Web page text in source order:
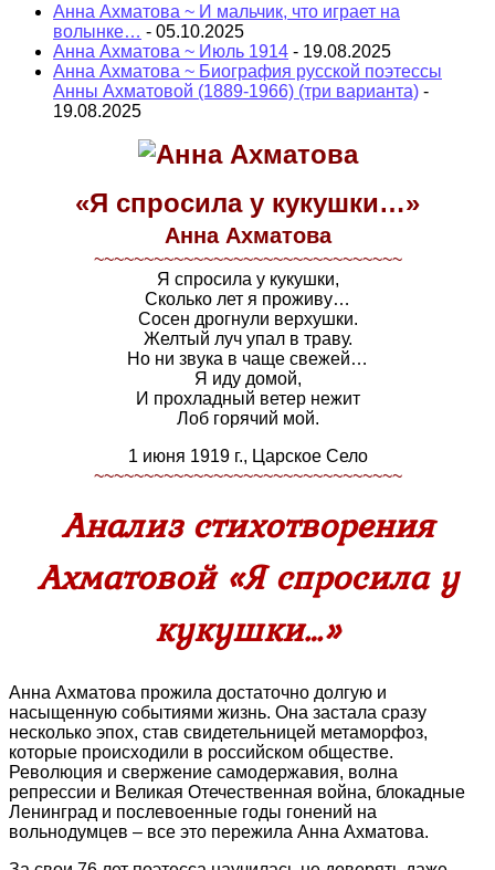
Анна Ахматова ~ И мальчик, что играет на
волынке… - 05.10.2025
Анна Ахматова ~ Июль 1914 - 19.08.2025
Анна Ахматова ~ Биография русской поэтессы
Анны Ахматовой (1889-1966) (три варианта) -
19.08.2025
«Я спросила у кукушки…»
Анна Ахматова
~~~~~~~~~~~~~~~~~~~~~~~~~~~~~~~
Я спросила у кукушки,
Сколько лет я проживу…
Сосен дрогнули верхушки.
Желтый луч упал в траву.
Но ни звука в чаще свежей…
Я иду домой,
И прохладный ветер нежит
Лоб горячий мой.
1 июня 1919 г., Царское Село
~~~~~~~~~~~~~~~~~~~~~~~~~~~~~~~
Анализ стихотворения
Ахматовой «Я спросила у
кукушки…»
Анна Ахматова прожила достаточно долгую и
насыщенную событиями жизнь. Она застала сразу
несколько эпох, став свидетельницей метаморфоз,
которые происходили в российском обществе.
Революция и свержение самодержавия, волна
репрессии и Великая Отечественная война, блокадные
Ленинград и послевоенные годы гонений на
вольнодумцев – все это пережила Анна Ахматова.